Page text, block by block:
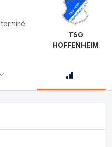
TSG
HOFFENHEIM